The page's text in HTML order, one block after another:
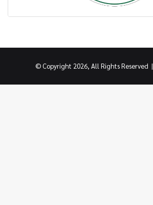
© Copyright 2026, All Rights Reserved |